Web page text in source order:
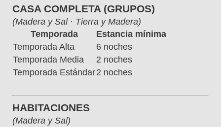
CASA COMPLETA (GRUPOS)
(Madera y Sal · Tierra y Madera)
Temporada
Estancia mínima
Temporada Alta
6 noches
Temporada Media
2 noches
Temporada Estándar2 noches
HABITACIONES
(Madera y Sal)